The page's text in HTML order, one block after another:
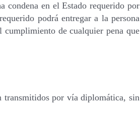
condena en el Estado requerido por
podrá entregar a la persona
cumplimiento de cualquier pena que
transmitidos por vía diplomática, sin